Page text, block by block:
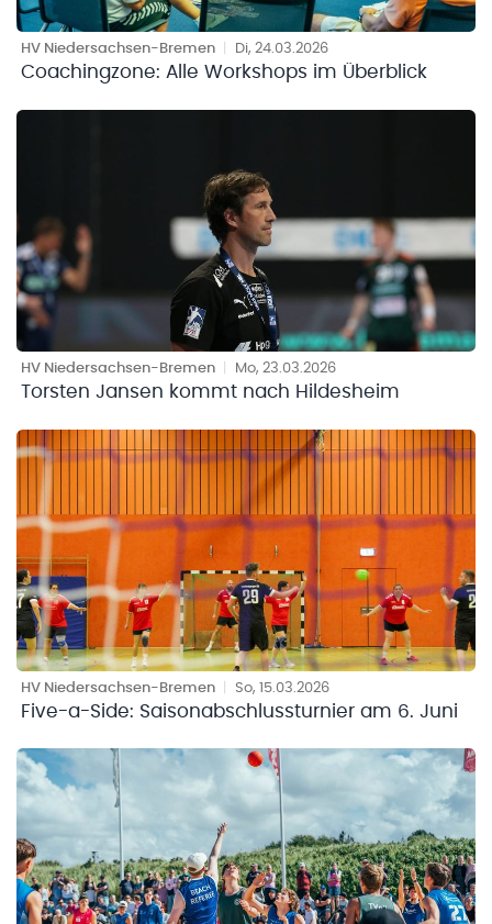
HV Niedersachsen-Bremen Di, 24.03.2026
Coachingzone: Alle Workshops im Überblick
HV Niedersachsen-Bremen Mo, 23.03.2026
Torsten Jansen kommt nach Hildesheim
HV Niedersachsen-Bremen So, 15.03.2026
Five-a-Side: Saisonabschlussturnier am 6. Juni